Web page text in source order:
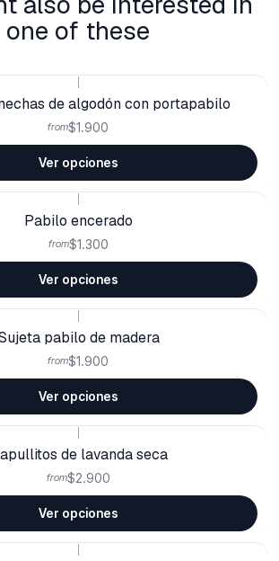
one of these
de algodón con portapabilo
from$1.900
Ver opciones
Pabilo encerado
from$1.300
Ver opciones
pabilo de madera
from$1.900
Ver opciones
de lavanda seca
from$2.900
Ver opciones